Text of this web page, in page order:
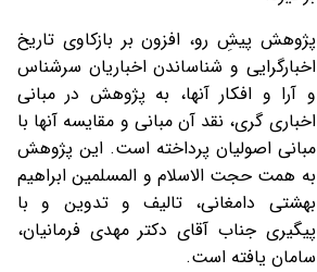
پژوهش پیشِ رو، افزون بر بازکاوی تاریخ
اخبارگرایی و شناساندن اخباریان سرشناس
و آرا و افکار آنها، به پژوهش در مبانی
اخباری گری، نقد آن مبانی و مقایسه آنها با
مبانی اصولیان پرداخته است. این پژوهش
به همت حجت الاسلام و المسلمین ابراهیم
بهشتی دامغانی، تالیف و تدوین و با
پیگیری جناب آقای دکتر مهدی فرمانیان،
سامان یافته است.